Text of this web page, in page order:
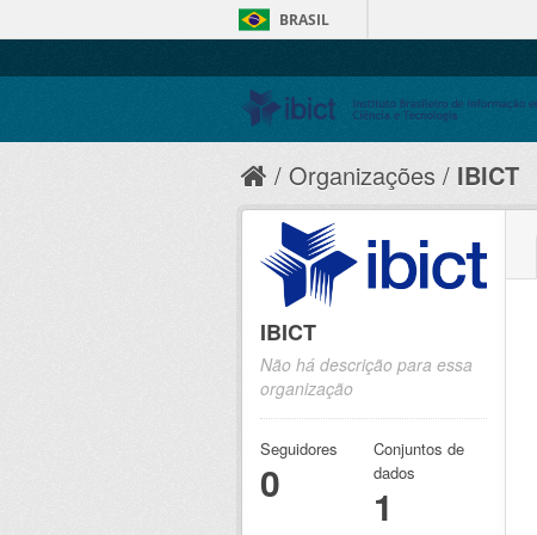
BRASIL
Organizações IBICT
IBICT
Não há descrição para essa
organização
Seguidores
0
Conjuntos de
dados
1